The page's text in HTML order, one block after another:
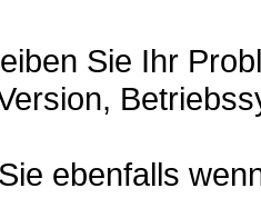
Sie Ihr
ebenfalls